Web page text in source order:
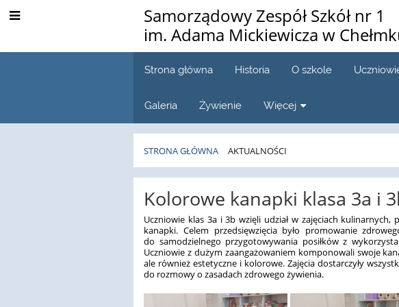
Samorządowy Zespół Szkół nr 1
im. Adama Mickiewicza w
Strona główna Historia O szkole
Galeria Żywienie Więcej
STRONA GŁÓWNA AKTUALNOŚCI
Aktualności
Kolorowe kanapki klasa 3a i
Uczniowie klas 3a i 3b wzięli udział w zajęciach
kanapki. Celem przedsięwzięcia było promowanie
do samodzielnego przygotowywania posiłków z
Uczniowie z dużym zaangażowaniem komponowali swoje
ale również estetyczne i kolorowe. Zajęcia dostarczyły
do rozmowy o zasadach zdrowego żywienia.